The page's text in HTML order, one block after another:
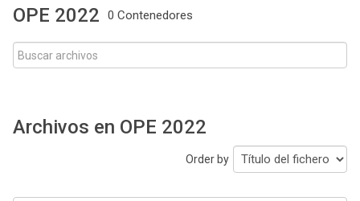
OPE 2022 0 Contenedores
Archivos en OPE 2022
Order by